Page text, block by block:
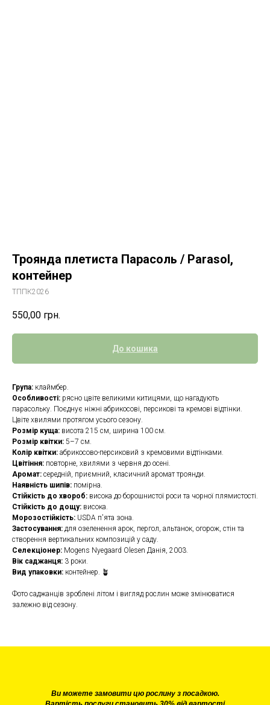
Троянда плетиста Парасоль / Parasol,
контейнер
ТППК2026
550,00 грн.
До кошика
Група: клаймбер.
Особливості: рясно цвіте великими китицями, що нагадують
парасольку. Поєднує ніжні абрикосові, персикові та кремові відтінки.
Цвіте хвилями протягом усього сезону.
Розмір куща: висота 215 см, ширина 100 см.
Розмір квітки: 5–7 см.
Колір квітки: абрикосово-персиковий з кремовими відтінками.
Цвітіння: повторне, хвилями з червня до осені.
Аромат: середній, приємний, класичний аромат троянди.
Наявність шипів: помірна.
Стійкість до хвороб: висока до борошнистої роси та чорної плямистості.
Стійкість до дощу: висока.
Морозостійкість: USDA п'ята зона.
Застосування: для озеленення арок, пергол, альтанок, огорож, стін та
створення вертикальних композицій у саду.
Селекціонер: Mogens Nyegaard Olesen Данія, 2003.
Вік саджанця: 3 роки.
Вид упаковки: контейнер. 🪴
Фото саджанців зроблені літом і вигляд рослин може змінюватися
залежно від сезону.
Ви можете замовити цю рослину з посадкою.